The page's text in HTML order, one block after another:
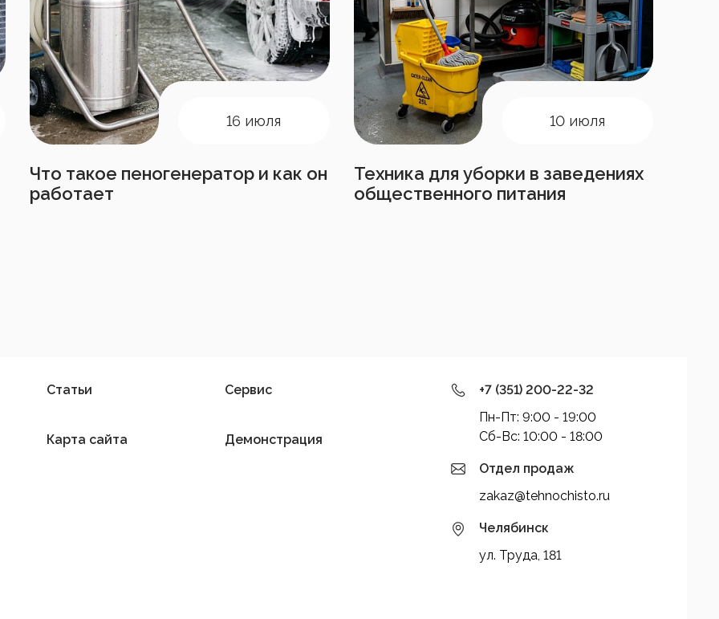
16 июля
Что такое пеногенератор и как он
работает
10 июля
Техника для уборки в заведениях
общественного питания
Статьи Сервис
Карта сайта Демонстрация
+7 (351) 200-22-32
Пн-Пт: 9:00 - 19:00
Cб-Вс: 10:00 - 18:00
Отдел продаж
zakaz@tehnochisto.ru
Челябинск
ул. Труда, 181